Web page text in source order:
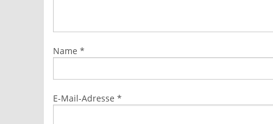
Name *
E-Mail-Adresse *